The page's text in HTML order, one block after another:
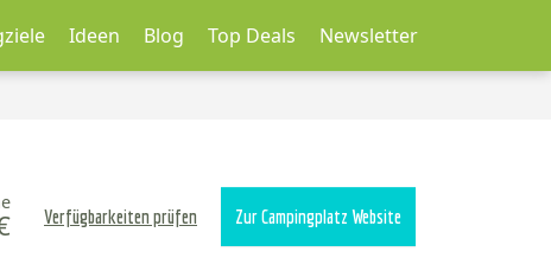
Ideen Blog Top Deals Newsletter
Verfügbarkeiten prüfen Zur Campingplatz Website